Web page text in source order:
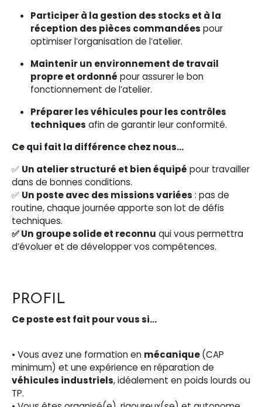
Participer à la gestion des stocks et à la
réception des pièces commandées pour
optimiser l’organisation de l’atelier.
Maintenir un environnement de travail
propre et ordonné pour assurer le bon
fonctionnement de l’atelier.
Préparer les véhicules pour les contrôles
techniques afin de garantir leur conformité.
Ce qui fait la différence chez nous…
✅ Un atelier structuré et bien équipé pour travailler
dans de bonnes conditions.
✅ Un poste avec des missions variées : pas de
routine, chaque journée apporte son lot de défis
techniques.
✅ Un groupe solide et reconnu qui vous permettra
d’évoluer et de développer vos compétences.
PROFIL
Ce poste est fait pour vous si…
• Vous avez une formation en mécanique(CAP
minimum) et une expérience en réparation de
véhicules industriels, idéalement en poids lourds ou
TP.